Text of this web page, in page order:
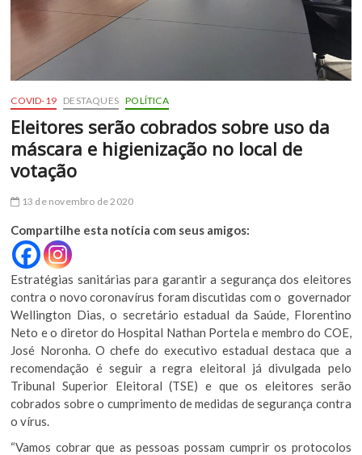
COVID-19 DESTAQUES POLÍTICA
Eleitores serão cobrados sobre uso da
máscara e higienização no local de
votação
13 de novembro de 2020
Compartilhe esta notícia com seus amigos:
Estratégias sanitárias para garantir a segurança dos eleitores
contra o novo coronavírus foram discutidas com o governador
Wellington Dias, o secretário estadual da Saúde, Florentino
Neto e o diretor do Hospital Nathan Portela e membro do COE,
José Noronha. O chefe do executivo estadual destaca que a
recomendação é seguir a regra eleitoral já divulgada pelo
Tribunal Superior Eleitoral (TSE) e que os eleitores serão
cobrados sobre o cumprimento de medidas de segurança contra
o vírus.
“Vamos cobrar que as pessoas possam cumprir os protocolos